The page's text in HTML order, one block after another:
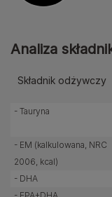
Analiza
Składnik odżywczy
- Tauryna
- EM (kalkulowana, NRC
2006, kcal)
- DHA